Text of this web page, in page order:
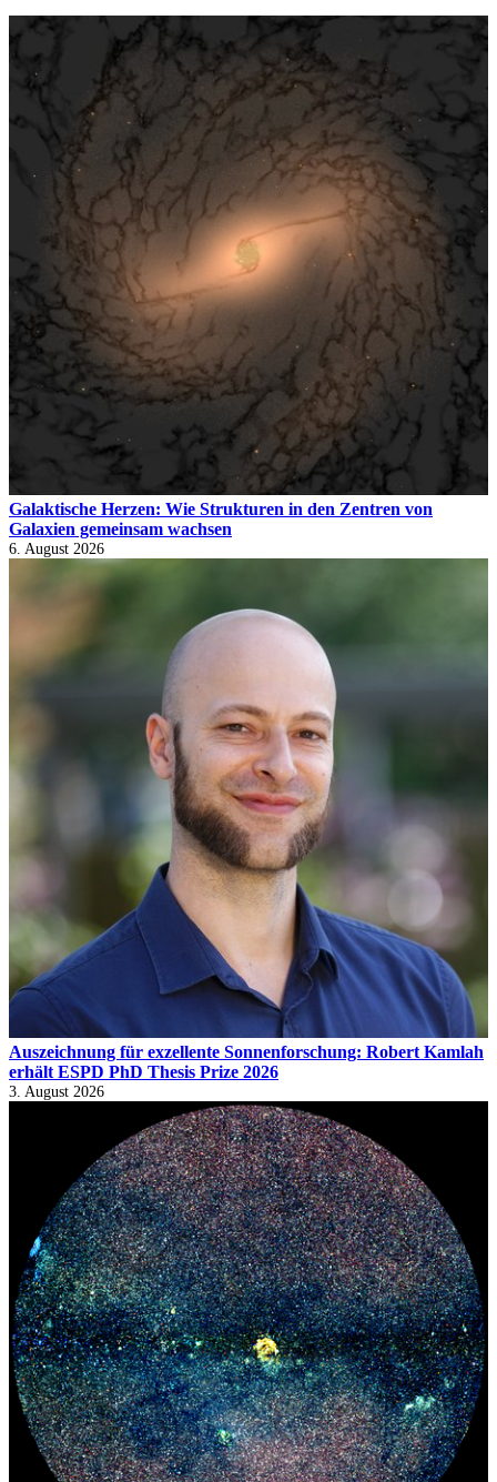
Galaktische Herzen: Wie Strukturen in den Zentren von
Galaxien gemeinsam wachsen
6. August 2026
Auszeichnung für exzellente Sonnenforschung: Robert Kamlah
erhält ESPD PhD Thesis Prize 2026
3. August 2026